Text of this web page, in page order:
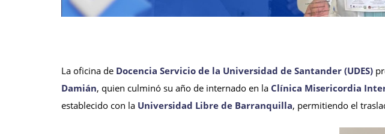
La oficina de Docencia Servicio de la Universidad de Santander (UDES)
Damián, quien culminó su año de internado en la Clínica Misericordia
establecido con la Universidad Libre de Barranquilla, permitiendo el